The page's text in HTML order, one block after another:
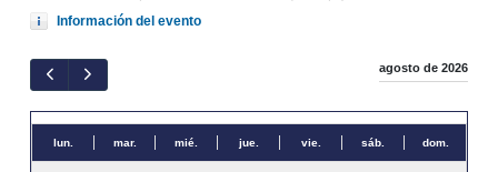
Información del evento
agosto de 2026
lun. mar. mié. jue. vie. sáb. dom.